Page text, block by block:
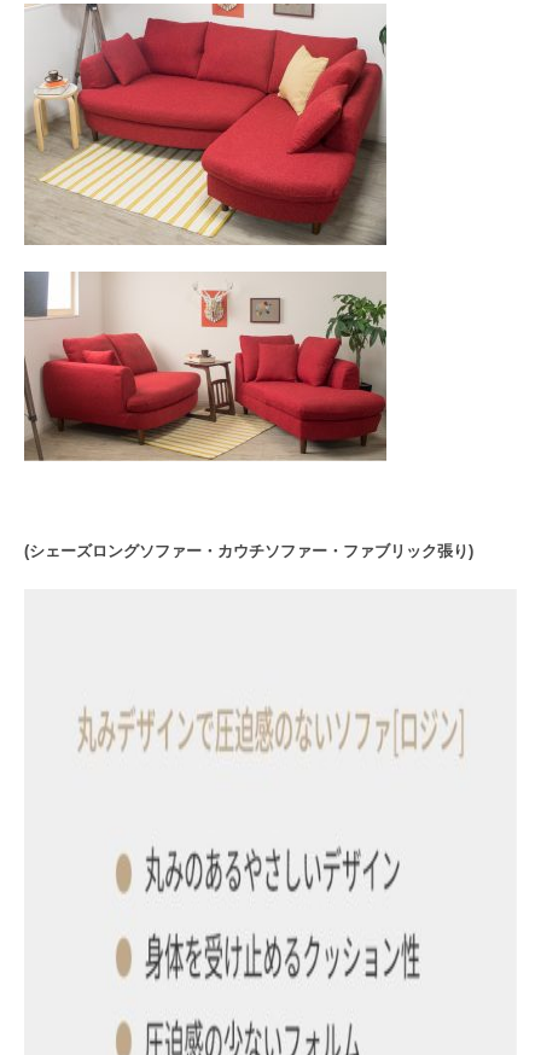
(シェーズロングソファー・カウチソファー・ファブリック張り)